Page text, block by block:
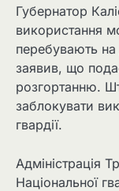
Губернатор
використання
перебувають на
заявив, що
розгортанню.
заблокувати
гвардії.
Адміністрація
Національної